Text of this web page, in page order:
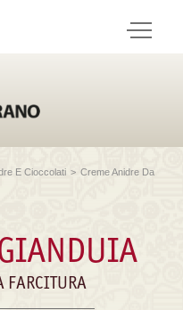
E Cioccolati > Creme Anidre Da
FARCITURA